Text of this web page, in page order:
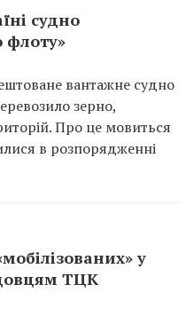
судно
флоту»
вантажне судно
зерно,
Про це мовиться
в розпорядженні
у
ТЦК